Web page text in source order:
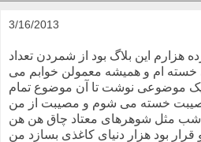
3/16/2013
هزارم این بلاگ بود از شمردن تعداد
ام و همیشه معمولن خوابم می
ی یک موضوعی نوشت تا آن موضوع تمام
خسته می شوم و مصیبت از من
مثل شوهرهای معتاد چاق هن هن
قرار بود هزار دنیای کاغذی بسازد من